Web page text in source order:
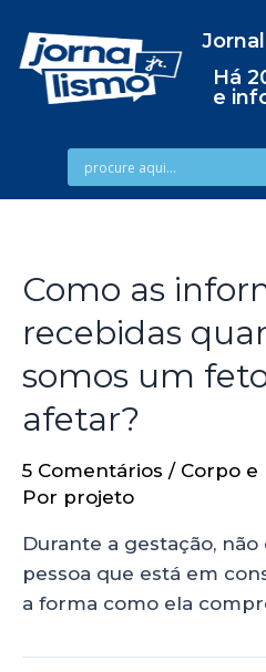
Há
e
Como as
recebidas
somos um
afetar?
5 Comentários / Corpo e
Por projeto
Durante a gestação,
pessoa que está em
a forma como ela